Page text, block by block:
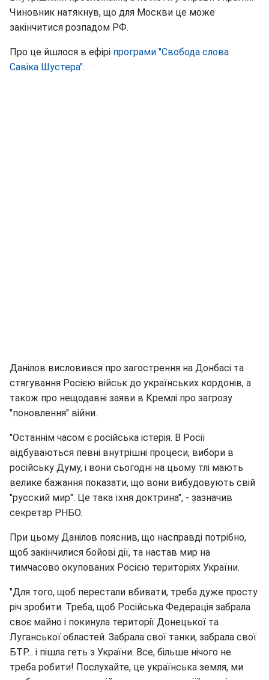
Чиновник натякнув, що для Москви це може
закінчитися розпадом РФ.
Про це йшлося в ефірі програми "Свобода слова
Савіка Шустера".
Данілов висловився про загострення на Донбасі та
стягування Росією військ до українських кордонів, а
також про нещодавні заяви в Кремлі про загрозу
"поновлення" війни.
"Останнім часом є російська істерія. В Росії
відбуваються певні внутрішні процеси, вибори в
російську Думу, і вони сьогодні на цьому тлі мають
велике бажання показати, що вони вибудовують свій
"русский мир". Це така їхня доктрина", - зазначив
секретар РНБО.
При цьому Данілов пояснив, що насправді потрібно,
щоб закінчилися бойові дії, та настав мир на
тимчасово окупованих Росією територіях України.
"Для того, щоб перестали вбивати, треба дуже просту
річ зробити. Треба, щоб Російська Федерація забрала
своє майно і покинула території Донецької та
Луганської областей. Забрала свої танки, забрала свої
БТР... і пішла геть з України. Все, більше нічого не
треба робити! Послухайте, це українська земля, ми